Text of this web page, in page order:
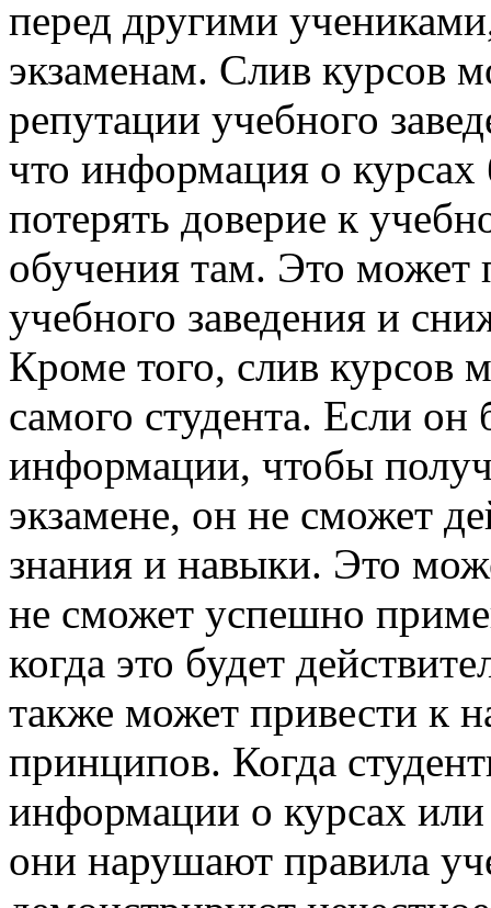
перед другими
экзаменам. Слив курсов
репутации учебного
что информация о
потерять доверие к
обучения там. Это может
учебного заведения и
Кроме того, слив курсов
самого студента. Если он
информации, чтобы
экзамене, он не сможет
знания и навыки. Это
не сможет успешно
когда это будет
также может привести к
принципов. Когда
информации о курсах
они нарушают правила